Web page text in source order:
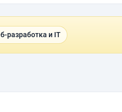
разработка и IT